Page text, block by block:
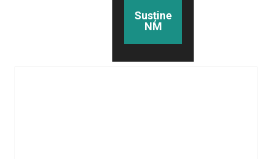
Susține
NM